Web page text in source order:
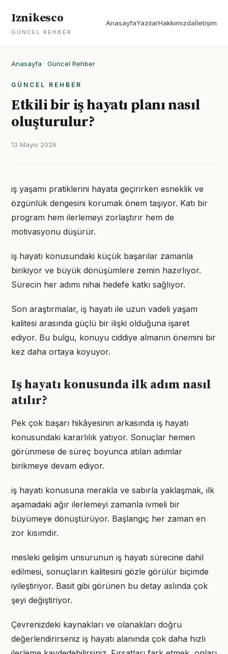
Iznikesco
GÜNCEL REHBER
AnasayfaYazılarHakkımızdaİletişim
Anasayfa · Güncel Rehber
GÜNCEL REHBER
Etkili bir iş hayatı planı nasıl
oluşturulur?
13 Mayıs 2026
iş yaşamı pratiklerini hayata geçirirken esneklik ve
özgünlük dengesini korumak önem taşıyor. Katı bir
program hem ilerlemeyi zorlaştırır hem de
motivasyonu düşürür.
iş hayatı konusundaki küçük başarılar zamanla
birikiyor ve büyük dönüşümlere zemin hazırlıyor.
Sürecin her adımı nihai hedefe katkı sağlıyor.
Son araştırmalar, iş hayatı ile uzun vadeli yaşam
kalitesi arasında güçlü bir ilişki olduğuna işaret
ediyor. Bu bulgu, konuyu ciddiye almanın önemini bir
kez daha ortaya koyuyor.
Iş hayatı konusunda ilk adım nasıl
atılır?
Pek çok başarı hikâyesinin arkasında iş hayatı
konusundaki kararlılık yatıyor. Sonuçlar hemen
görünmese de süreç boyunca atılan adımlar
birikmeye devam ediyor.
iş hayatı konusuna merakla ve sabırla yaklaşmak, ilk
aşamadaki ağır ilerlemeyi zamanla ivmeli bir
büyümeye dönüştürüyor. Başlangıç her zaman en
zor kısımdır.
mesleki gelişim unsurunun iş hayatı sürecine dahil
edilmesi, sonuçların kalitesini gözle görülür biçimde
iyileştiriyor. Basit gibi görünen bu detay aslında çok
şeyi değiştiriyor.
Çevrenizdeki kaynakları ve olanakları doğru
değerlendirirseniz iş hayatı alanında çok daha hızlı